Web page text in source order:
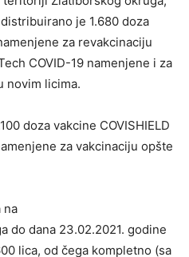
je 1.680 doza
za revakcinaciju
COVID-19 namenjene i za
novim licima.
doza vakcine COVISHIELD
za vakcinaciju opšte
na
do dana 23.02.2021. godine
lica, od čega kompletno (sa